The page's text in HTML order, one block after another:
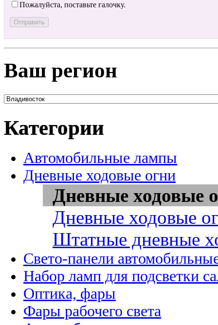
Пожалуйста, поставьте галочку.
Ваш регион
Категории
Автомобильные лампы
Дневные ходовые огни
Дневные ходовые
Дневные ходовые
Штатные дневные
Свето-панели
Набор ламп для подсветки
Оптика, фары
Фары рабочего света